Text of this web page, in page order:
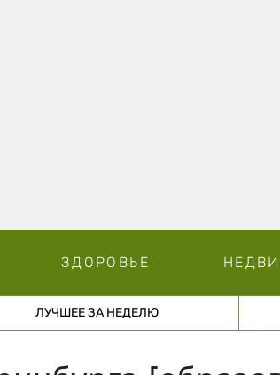
ЗДОРОВЬЕ
ЛУЧШЕЕ ЗА НЕДЕЛЮ